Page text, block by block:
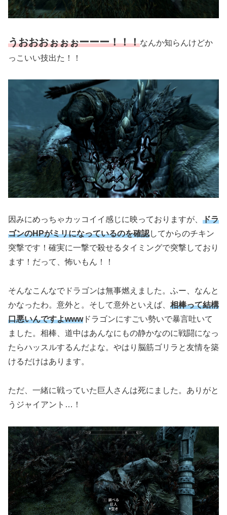
うおおおぉぉぉーーー！！！なんか知らんけどか
っこいい技出た！！
因みにめっちゃカッコイイ感じに映っておりますが、 ドラ
ゴンのHPがミリになっているのを確認してからのチキン
突撃です！確実に一撃で殺せるタイミングで突撃しており
ます！だって、怖いもん！！
そんなこんなでドラゴンは無事燃えました。ふー、なんと
かなったわ。意外と。そして意外といえば、 相棒って結構
口悪いんですよwwwドラゴンにすごい勢いで暴言吐いて
ました。相棒、道中はあんなにもの静かなのに戦闘になっ
たらハッスルするんだよな。やはり脳筋ゴリラと友情を築
けるだけはあります。
ただ、一緒に戦っていた巨人さんは死にました。ありがと
うジャイアント…！